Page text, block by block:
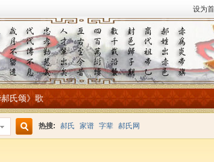
设为
郝氏颂》歌
热搜: 郝氏 家谱 字辈 郝氏网